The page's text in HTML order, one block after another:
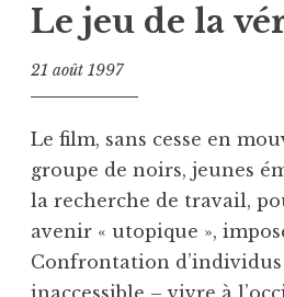
Le jeu de la
21 août 1997
Le film, sans cesse en
groupe de noirs, jeunes
la recherche de travail,
avenir « utopique »,
Confrontation d’individus